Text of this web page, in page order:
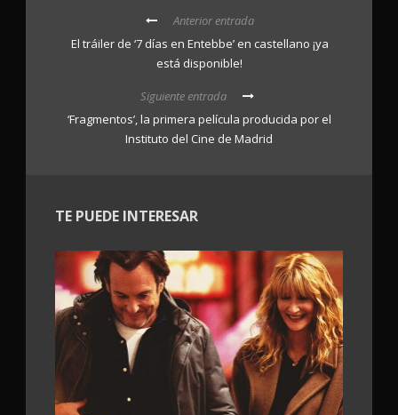
Anterior entrada
El tráiler de ‘7 días en Entebbe’ en castellano ¡ya
está disponible!
Siguiente entrada
‘Fragmentos’, la primera película producida por el
Instituto del Cine de Madrid
TE PUEDE INTERESAR